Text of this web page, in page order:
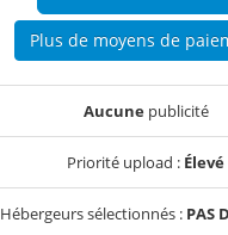
Plus de moyens de
Aucunepublicité
Priorité upload : Élevé
Hébergeurs sélectionnés : PAS